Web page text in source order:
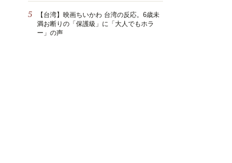
5
【台湾】映画ちいかわ 台湾の反応。6歳未
満お断りの「保護級」に「大人でもホラ
ー」の声